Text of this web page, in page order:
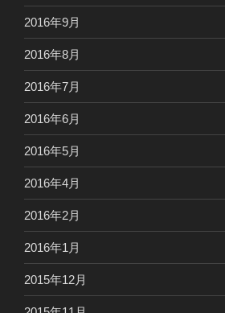
2016年9月
2016年8月
2016年7月
2016年6月
2016年5月
2016年4月
2016年2月
2016年1月
2015年12月